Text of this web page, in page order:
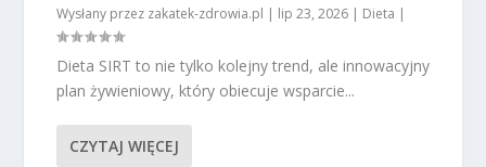
Wysłany przez zakatek-zdrowia.pl | lip 23, 2026 | Dieta |
Dieta SIRT to nie tylko kolejny trend, ale innowacyjny
plan żywieniowy, który obiecuje wsparcie...
CZYTAJ WIĘCEJ